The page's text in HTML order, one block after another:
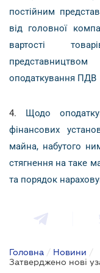
постійним
від головної
вартості
оподаткування ПДВ
4. Щодо
фінансових
майна, набутого
стягнення на таке
та порядок
Головна / Новини /